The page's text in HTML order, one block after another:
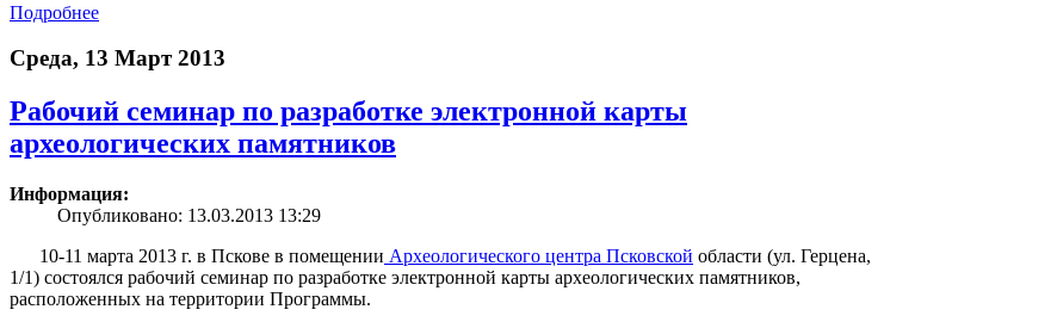
Подробнее
Среда, 13 Март 2013
Рабочий семинар по разработке электронной карты
археологических памятников
Информация:
Опубликовано: 13.03.2013 13:29
10-11 марта 2013 г. в Пскове в помещении Археологического центра Псковской области (ул. Герцена,
1/1) состоялся рабочий семинар по разработке электронной карты археологических памятников,
расположенных на территории Программы.